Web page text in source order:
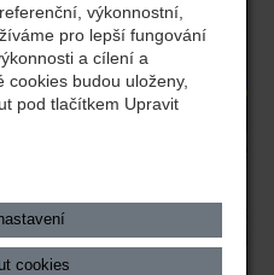
výkonnostní,
pro lepší fungování
a cílení a
cookies budou uloženy,
pod tlačítkem Upravit
cookies